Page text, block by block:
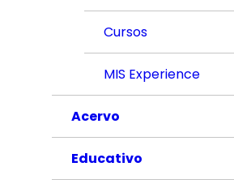
Cursos
MIS Experience
Acervo
Educativo